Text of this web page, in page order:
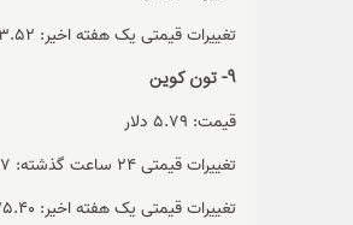
تغییرات قیمتی یک هفته اخیر: 13.52 درصد افزایش
9- تون کوین
قیمت: 5.79 دلار
تغییرات قیمتی 24 ساعت گذشته: 4.27 درصد افزایش
تغییرات قیمتی یک هفته اخیر: 25.40 درصد افزایش